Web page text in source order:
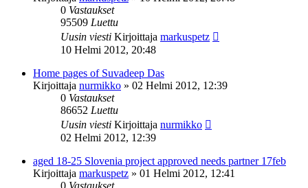
0 Vastaukset
95509 Luettu
Uusin viesti Kirjoittaja markuspetz
10 Helmi 2012, 20:48
Home pages of Suvadeep Das
Kirjoittaja nurmikko » 02 Helmi 2012, 12:39
0 Vastaukset
86652 Luettu
Uusin viesti Kirjoittaja nurmikko
02 Helmi 2012, 12:39
aged 18-25 Slovenia project approved needs partner 17feb
Kirjoittaja markuspetz » 01 Helmi 2012, 12:41
0 Vastaukset